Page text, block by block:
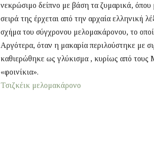
νεκρώσιμο δείπνο με βάση τα ζυμαρικά, όπου
σειρά της έρχεται από την αρχαία ελληνική
σχήμα του σύγχρονου μελομακάρονου, το
Αργότερα, όταν η μακαρία περιλούστηκε με
καθιερώθηκε ως γλύκισμα , κυρίως από τους
«φοινίκια».
Τσιζκέικ μελομακάρονο